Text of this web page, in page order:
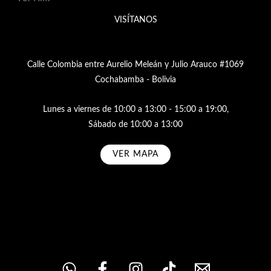
VISÍTANOS
Calle Colombia entre Aurelio Meleán y Julio Arauco #1069
Cochabamba - Bolivia
Lunes a viernes de 10:00 a 13:00 - 15:00 a 19:00,
Sábado de 10:00 a 13:00
VER MAPA